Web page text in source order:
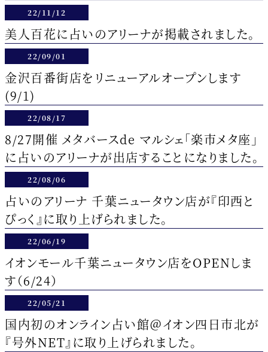
22/11/12
美人百花に占いのアリーナが掲載されました。
22/09/01
金沢百番街店をリニューアルオープンします
(9/1)
22/08/17
8/27開催 メタバースde マルシェ「楽市メタ座」
に占いのアリーナが出店することになりました。
22/08/06
占いのアリーナ 千葉ニュータウン店が『印西と
ぴっく』に取り上げられました。
22/06/19
イオンモール千葉ニュータウン店をOPENしま
す（6/24）
22/05/21
国内初のオンライン占い館＠イオン四日市北が
『号外NET』に取り上げられました。